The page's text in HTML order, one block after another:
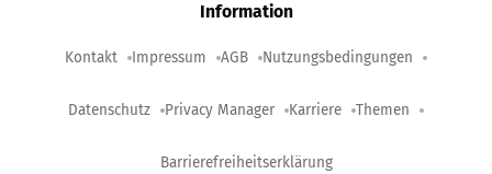
Information
Kontakt Impressum AGB Nutzungsbedingungen
Datenschutz Privacy Manager Karriere Themen
Barrierefreiheitserklärung